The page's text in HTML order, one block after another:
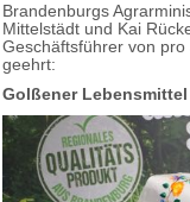
Brandenburgs
Mittelstädt und Kai
Geschäftsführer von
geehrt:
Golßener Lebensmittel